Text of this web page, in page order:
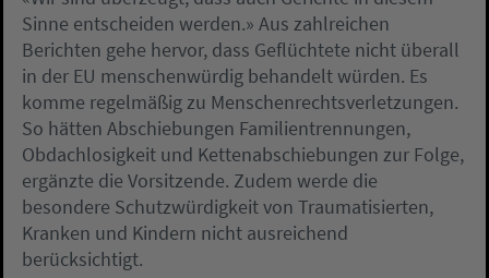
Sinne entscheiden werden.» Aus zahlreichen
Berichten gehe hervor, dass Geflüchtete nicht überall
in der EU menschenwürdig behandelt würden. Es
komme regelmäßig zu Menschenrechtsverletzungen.
So hätten Abschiebungen Familientrennungen,
Obdachlosigkeit und Kettenabschiebungen zur Folge,
ergänzte die Vorsitzende. Zudem werde die
besondere Schutzwürdigkeit von Traumatisierten,
Kranken und Kindern nicht ausreichend
berücksichtigt.